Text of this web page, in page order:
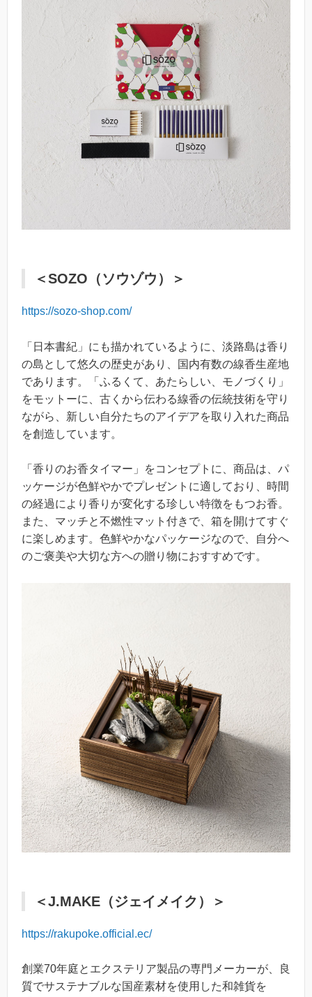
＜SOZO（ソウゾウ）＞
https://sozo-shop.com/
「日本書紀」にも描かれているように、淡路島は香り
の島として悠久の歴史があり、国内有数の線香生産地
であります。「ふるくて、あたらしい、モノづくり」
をモットーに、古くから伝わる線香の伝統技術を守り
ながら、新しい自分たちのアイデアを取り入れた商品
を創造しています。
「香りのお香タイマー」をコンセプトに、商品は、パ
ッケージが色鮮やかでプレゼントに適しており、時間
の経過により香りが変化する珍しい特徴をもつお香。
また、マッチと不燃性マット付きで、箱を開けてすぐ
に楽しめます。色鮮やかなパッケージなので、自分へ
のご褒美や大切な方への贈り物におすすめです。
＜J.MAKE（ジェイメイク）＞
https://rakupoke.official.ec/
創業70年庭とエクステリア製品の専⾨メーカーが、良
質でサステナブルな国産素材を使⽤した和雑貨を